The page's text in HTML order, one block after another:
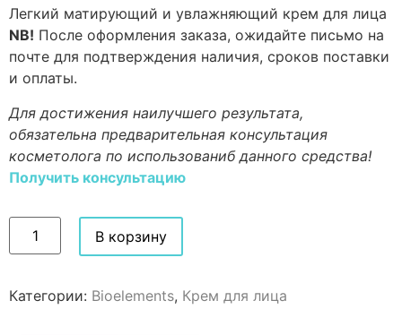
Легкий матирующий и увлажняющий крем для лица
NB! После оформления заказа, ожидайте письмо на
почте для подтверждения наличия, сроков поставки
и оплаты.
Для достижения наилучшего результата,
обязательна предварительная консультация
косметолога по использованиб данного средства!
Получить консультацию
В корзину
Категории: Bioelements, Крем для лица